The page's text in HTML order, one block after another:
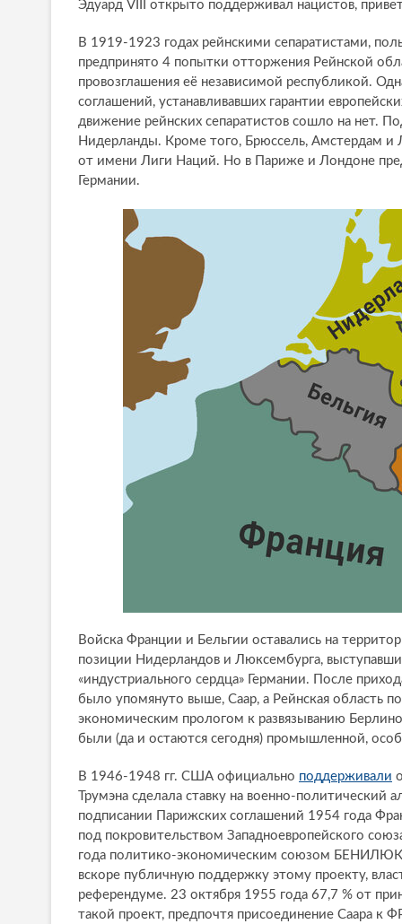
Эдуард VIII открыто поддерживал нацистов,
В 1919-1923 годах рейнскими сепаратистами,
предпринято 4 попытки отторжения Рейнской
провозглашения её независимой республикой.
соглашений, устанавливавших гарантии
движение рейнских сепаратистов сошло на нет.
Нидерланды. Кроме того, Брюссель, Амстердам и
от имени Лиги Наций. Но в Париже и Лондоне
Германии.
Войска Франции и Бельгии оставались на
позиции Нидерландов и Люксембурга,
«индустриального сердца» Германии. После
было упомянуто выше, Саар, а Рейнская область
экономическим прологом к развязыванию
были (да и остаются сегодня) промышленной,
В 1946-1948 гг. США официально поддерживали
Трумэна сделала ставку на военно-политический
подписании Парижских соглашений 1954 года
под покровительством Западноевропейского
года политико-экономическим союзом
вскоре публичную поддержку этому проекту,
референдуме. 23 октября 1955 года 67,7 % от
такой проект, предпочтя присоединение Саара к